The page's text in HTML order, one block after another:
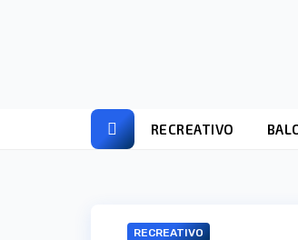
RECREATIVO
RECREATIVO